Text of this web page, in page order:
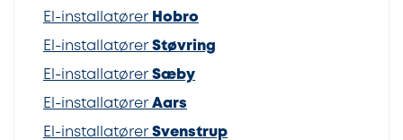
El-installatører Hobro
El-installatører Støvring
El-installatører Sæby
El-installatører Aars
El-installatører Svenstrup